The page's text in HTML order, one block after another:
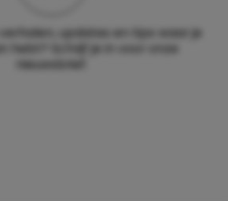
verhalen, updates en tips waar je
hebt? Schrijf je in voor onze
nieuwsbrief.